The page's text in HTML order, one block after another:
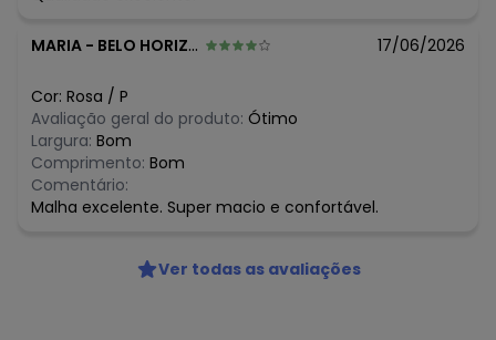
MARIA - BELO HORIZONTE - MG 17/06/2026
Cor: Rosa / P
Avaliação geral do produto: Ótimo
Largura: Bom
Comprimento: Bom
Comentário:
Malha excelente. Super macio e confortável.
Ver todas as avaliações